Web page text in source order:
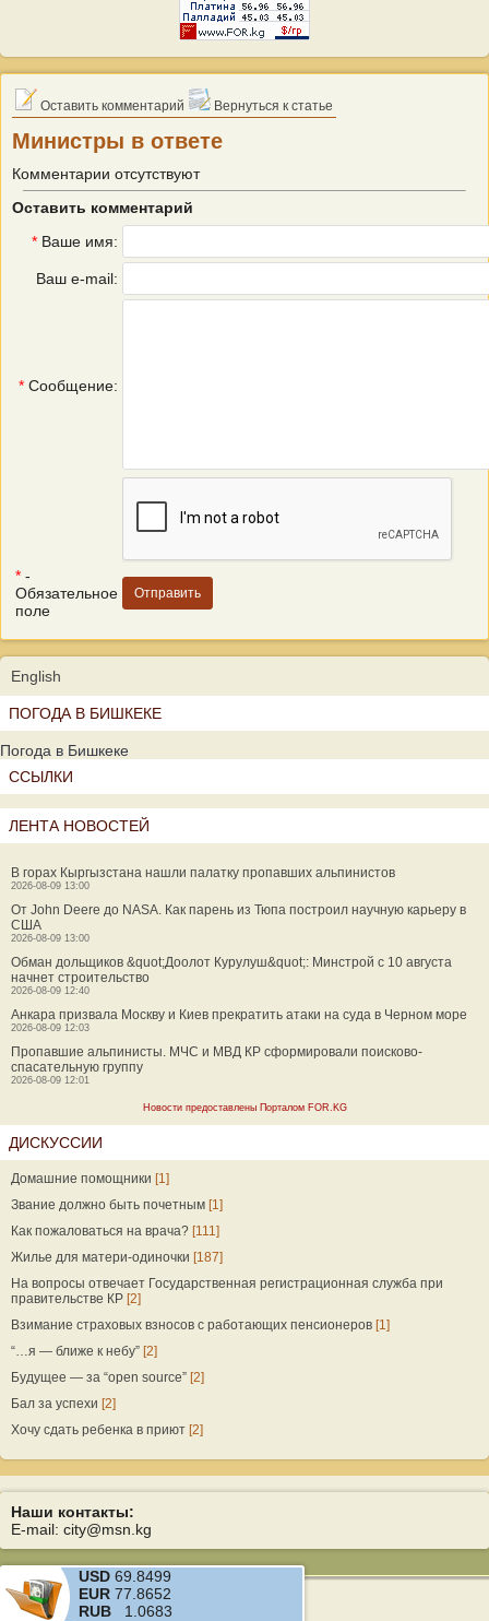
Оставить комментарий Вернуться к статье
Министры в ответе
Комментарии отсутствуют
Оставить комментарий
* Ваше имя:
Ваш e-mail:
* Сообщение:
* -
Обязательное
поле
English
ПОГОДА В БИШКЕКЕ
Погода в Бишкеке
ССЫЛКИ
ЛЕНТА НОВОСТЕЙ
В горах Кыргызстана нашли палатку пропавших альпинистов
2026-08-09 13:00
От John Deere до NASA. Как парень из Тюпа построил научную карьеру в
США
2026-08-09 13:00
Обман дольщиков &quot;Доолот Курулуш&quot;: Минстрой с 10 августа
начнет строительство
2026-08-09 12:40
Анкара призвала Москву и Киев прекратить атаки на суда в Черном море
2026-08-09 12:03
Пропавшие альпинисты. МЧС и МВД КР сформировали поисково-
спасательную группу
2026-08-09 12:01
Новости предоставлены Порталом FOR.KG
ДИСКУССИИ
Домашние помощники [1]
Звание должно быть почетным [1]
Как пожаловаться на врача? [111]
Жилье для матери-одиночки [187]
На вопросы отвечает Государственная регистрационная служба при
правительстве КР [2]
Взимание страховых взносов с работающих пенсионеров [1]
“…я — ближе к небу” [2]
Будущее — за “open source” [2]
Бал за успехи [2]
Хочу сдать ребенка в приют [2]
Наши контакты:
E-mail: city@msn.kg
USD 69.8499
EUR 77.8652
RUB 1.0683